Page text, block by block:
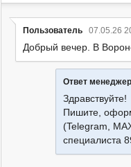
Пользователь 07.05.26
Добрый вечер. В
Ответ
Здравствуйте!
Пишите,
(Telegram,
специалиста